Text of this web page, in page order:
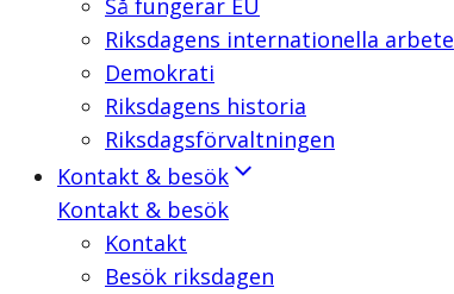
Så fungerar EU
Riksdagens internationella arbete
Demokrati
Riksdagens historia
Riksdagsförvaltningen
Kontakt & besök
Kontakt & besök
Kontakt
Besök riksdagen